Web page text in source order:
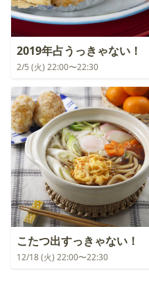
2019年占うっきゃない！
2/5 (火) 22:00〜22:30
こたつ出すっきゃない！
12/18 (火) 22:00〜22:30